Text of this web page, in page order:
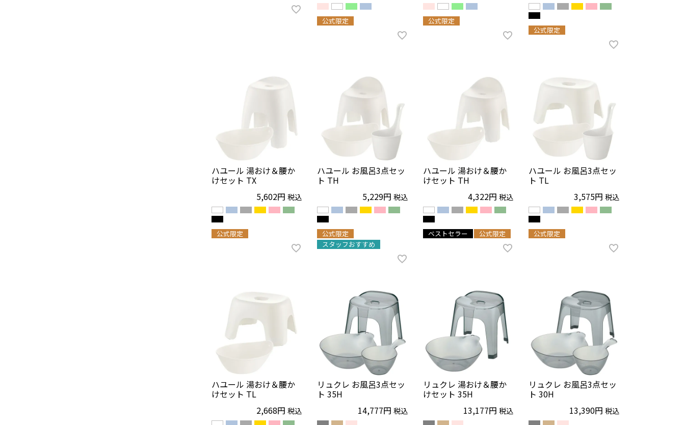
公式限定 公式限定
公式限定
ハユール 湯おけ＆腰か
けセット TX
5,602
税込
公式限定
ハユール お風呂3点セッ
ト TH
5,229
税込
公式限定
スタッフおすすめ
ハユール 湯おけ＆腰か
けセット TH
4,322
税込
ベストセラー 公式限定
ハユール お風呂3点セッ
ト TL
3,575
税込
公式限定
ハユール 湯おけ＆腰か
けセット TL
2,668
税込
リュクレ お風呂3点セッ
ト 35H
14,777
税込
リュクレ 湯おけ＆腰か
けセット 35H
13,177
税込
リュクレ お風呂3点セッ
ト 30H
13,390
税込